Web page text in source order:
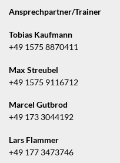
Ansprechpartner/Trainer
Tobias Kaufmann
+49 1575 8870411
Max Streubel
+49 1575 9116712
Marcel Gutbrod
+49 173 3044192
Lars Flammer
+49 177 3473746